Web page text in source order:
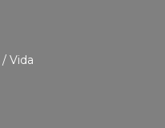
/ Vida